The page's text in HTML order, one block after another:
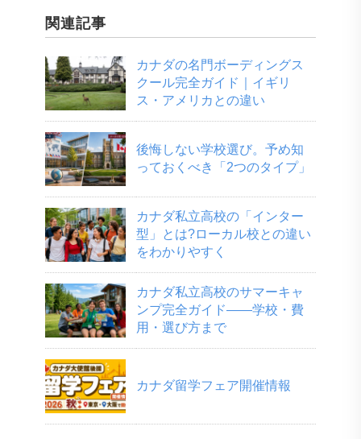
関連記事
カナダの名門ボーディングス
クール完全ガイド｜イギリ
ス・アメリカとの違い
後悔しない学校選び。予め知
っておくべき「2つのタイプ」
カナダ私立高校の「インター
型」とは?ローカル校との違い
をわかりやすく
カナダ私立高校のサマーキャ
ンプ完全ガイド――学校・費
用・選び方まで
カナダ留学フェア開催情報